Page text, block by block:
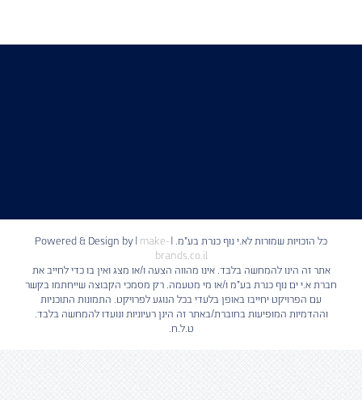
כל הזכויות שמורות לא.י נוף כנרת בע"מ. | Powered & Design by | make-
brands.co.il
אתר זה הינו להמחשה בלבד. אינו מהווה הצעה ו/או מצג ואין בו כדי לחייב את
חברת א.י ים נוף כנרת בע"מ ו/או מי מטעמה. רק מסמכי הקבוצה שייחתמו בקשר
עם הפרויקט יחייבו באופן בלעדי בכל הנוגע לפרויקט. התמונות התוכניות
וההדמיות המופיעות בחוברת/באתר זה הינן רעיוניות ונועדו להמחשה בלבד.
ט.ל.ח.